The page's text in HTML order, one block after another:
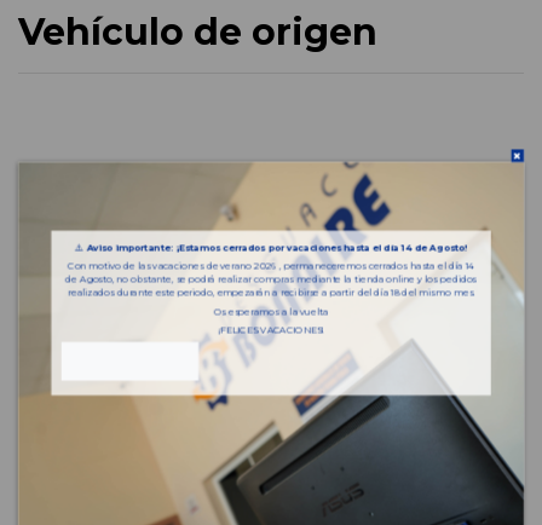
Vehículo de origen
⚠️ Aviso importante: ¡Estamos cerrados por vacaciones hasta el día 14 de Agosto!
Con motivo de las vacaciones de verano 2026 , permaneceremos cerrados hasta el día 14
de Agosto, no obstante, se podrá realizar compras mediante la tienda online y los pedidos
realizados durante este periodo, empezarán a recibirse a partir del día 18 del mismo mes.
Os esperamos a la vuelta
¡FELICES VACACIONES!